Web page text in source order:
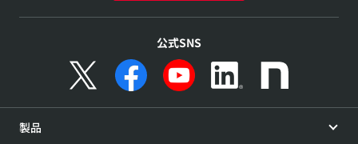
公式SNS
製品